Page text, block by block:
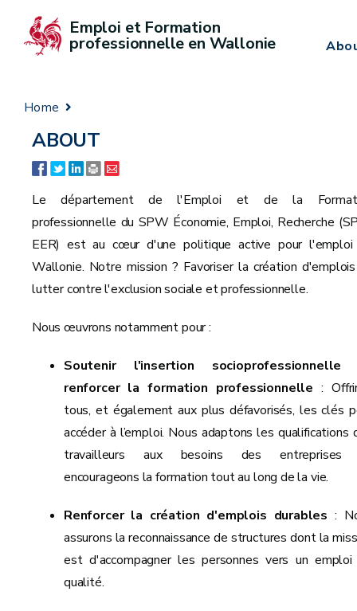
Emploi et Formation
professionnelle en Wallonie
Home
ABOUT
Le département de l'Emploi et de la
professionnelle du SPW Économie, Emploi, Recherche
EER) est au cœur d'une politique active pour l'emploi
Wallonie. Notre mission ? Favoriser la création
lutter contre l'exclusion sociale et professionnelle.
Nous œuvrons notamment pour :
Soutenir l'insertion
renforcer la formation professionnelle :
tous, et également aux plus défavorisés, les clés
accéder à l’emploi. Nous adaptons les qualifications
travailleurs aux besoins des
encourageons la formation tout au long de la vie.
Renforcer la création d'emplois durables :
assurons la reconnaissance de structures dont la
est d'accompagner les personnes vers un
qualité.